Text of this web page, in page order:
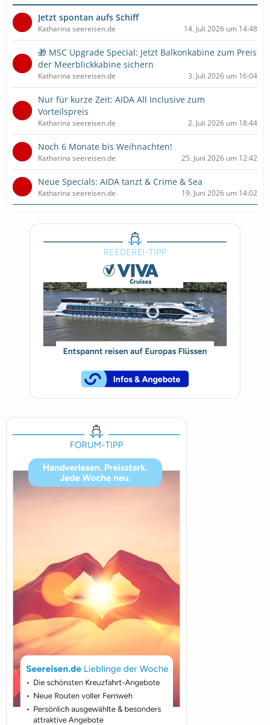
Jetzt spontan aufs Schiff
Katharina seereisen.de 14. Juli 2026 um 14:48
🎁 MSC Upgrade Special: Jetzt Balkonkabine zum Preis
der Meerblickkabine sichern
Katharina seereisen.de 3. Juli 2026 um 16:04
Nur für kurze Zeit: AIDA All Inclusive zum
Vorteilspreis
Katharina seereisen.de 2. Juli 2026 um 18:44
Noch 6 Monate bis Weihnachten!
Katharina seereisen.de 25. Juni 2026 um 12:42
Neue Specials: AIDA tanzt & Crime & Sea
Katharina seereisen.de 19. Juni 2026 um 14:02